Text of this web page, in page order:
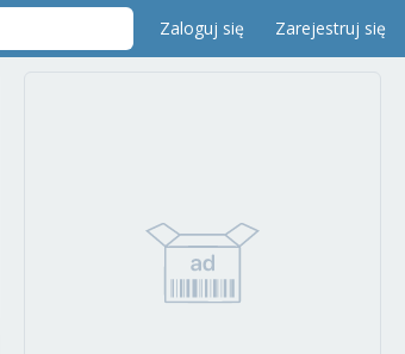
Zaloguj się Zarejestruj się